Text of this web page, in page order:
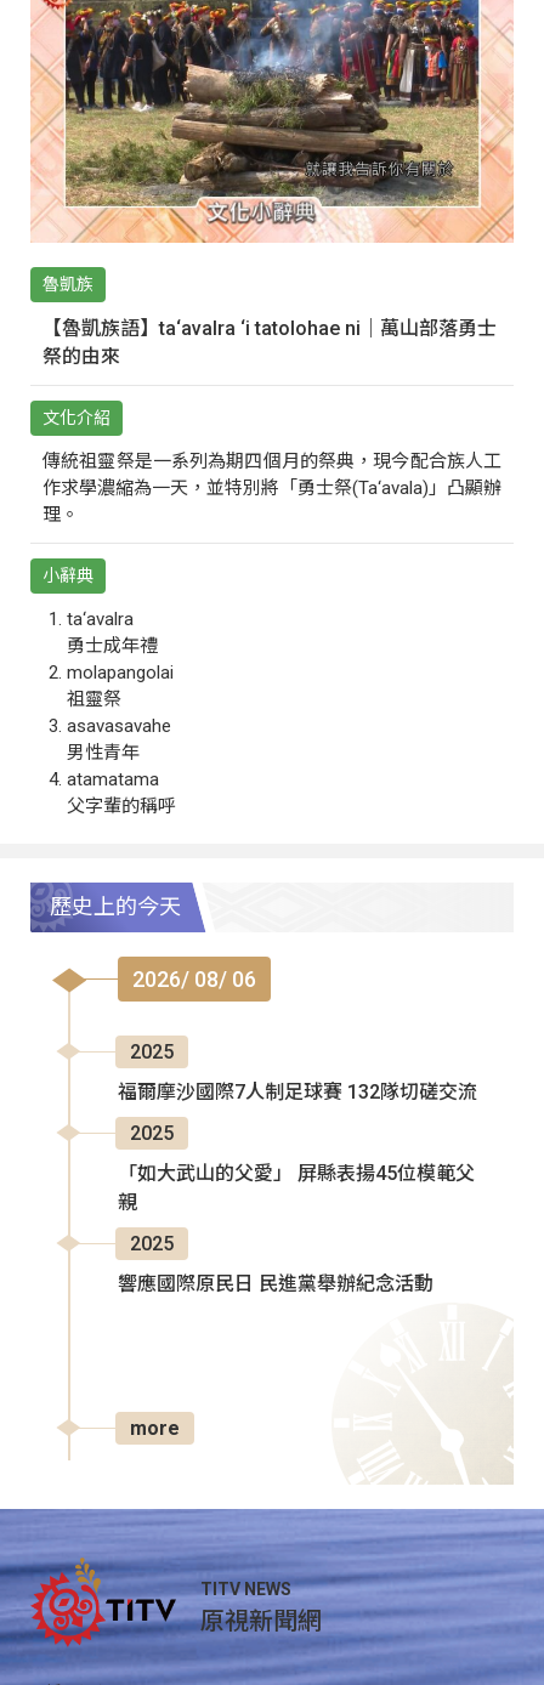
魯凱族
【魯凱族語】ta‘avalra ‘i tatolohae ni｜萬山部落勇士
祭的由來
文化介紹
傳統祖靈祭是一系列為期四個月的祭典，現今配合族人工
作求學濃縮為一天，並特別將「勇士祭(Ta‘avala)」凸顯辦
理。
小辭典
ta‘avalra
勇士成年禮
molapangolai
祖靈祭
asavasavahe
男性青年
atamatama
父字輩的稱呼
歷史上的今天
2026/ 08/ 06
2025
福爾摩沙國際7人制足球賽 132隊切磋交流
2025
「如大武山的父愛」 屏縣表揚45位模範父
親
2025
響應國際原民日 民進黨舉辦紀念活動
more
TITV NEWS
原視新聞網